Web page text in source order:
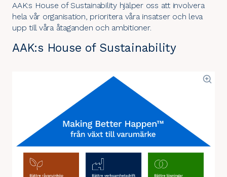
AAK:s House of Sustainability hjälper oss att involvera
hela vår organisation, prioritera våra insatser och leva
upp till våra åtaganden och ambitioner.
AAK:s House of Sustainability